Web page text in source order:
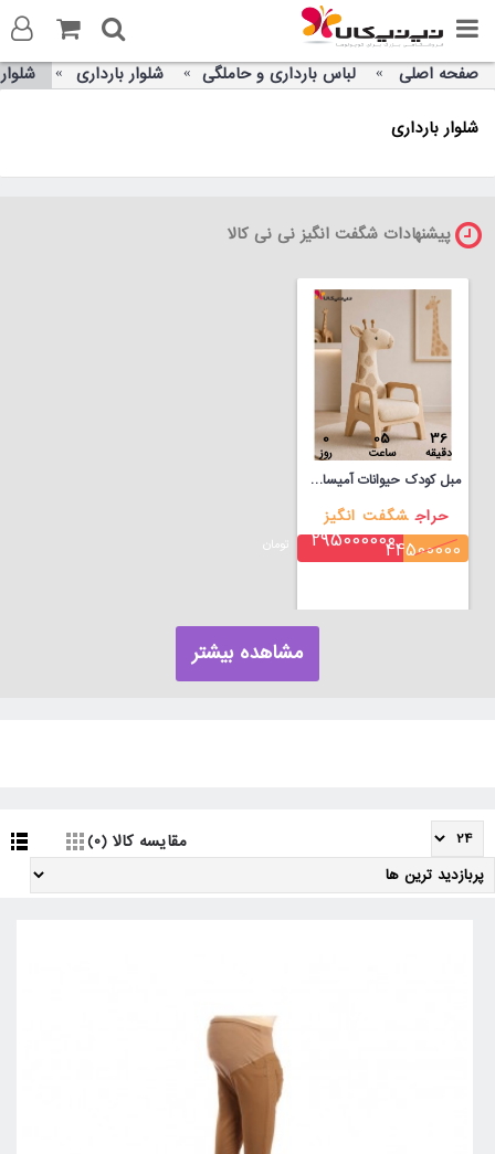
صفحه اصلی لباس بارداری و حاملگی شلوار بارداری
شلوار بارداری
پیشنهادات شگفت انگیز نی نی کالا
0
روز
05
ساعت
36
دقیقه
مبل کودک حیوانات آمیساچوب مدل زرافه
حراج شگفت انگیز
44500000
295000000 تومان
مشاهده بیشتر
مقایسه کالا (0)